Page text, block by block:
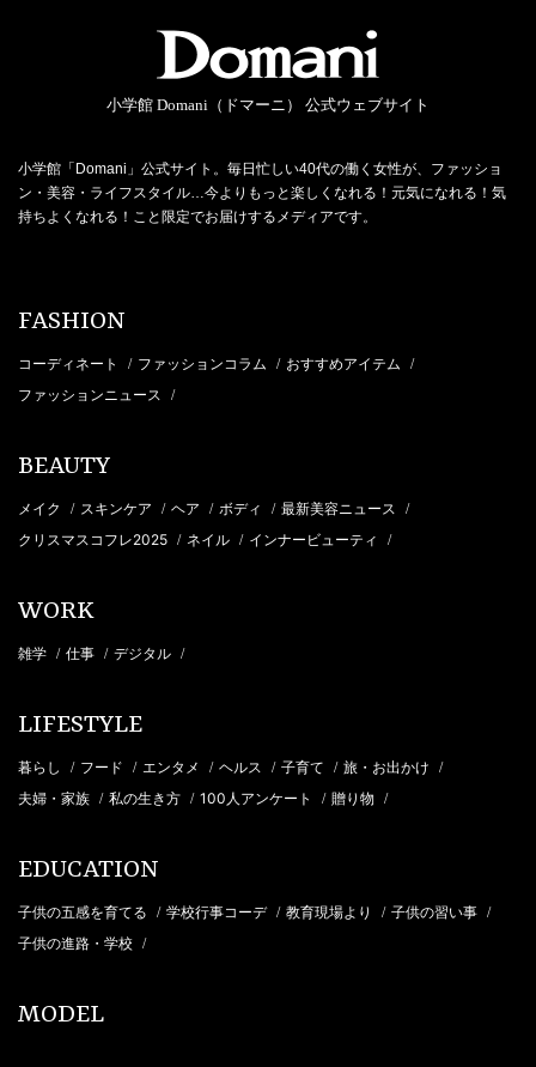
小学館 Domani（ドマーニ） 公式ウェブサイト
小学館「Domani」公式サイト。毎日忙しい40代の働く女性が、ファッショ
ン・美容・ライフスタイル…今よりもっと楽しくなれる！元気になれる！気
持ちよくなれる！こと限定でお届けするメディアです。
FASHION
コーディネート / ファッションコラム / おすすめアイテム /
ファッションニュース /
BEAUTY
メイク / スキンケア / ヘア / ボディ / 最新美容ニュース /
クリスマスコフレ2025 / ネイル / インナービューティ /
WORK
雑学 / 仕事 / デジタル /
LIFESTYLE
暮らし / フード / エンタメ / ヘルス / 子育て / 旅・お出かけ /
夫婦・家族 / 私の生き方 / 100人アンケート / 贈り物 /
EDUCATION
子供の五感を育てる / 学校行事コーデ / 教育現場より / 子供の習い事 /
子供の進路・学校 /
MODEL